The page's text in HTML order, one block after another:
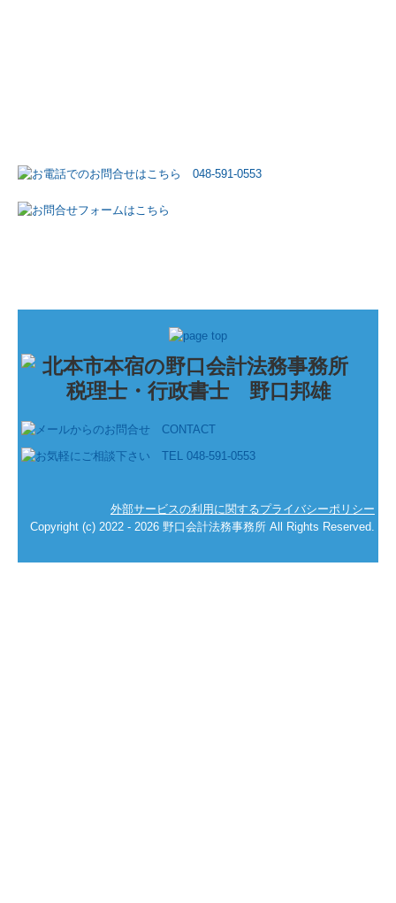
外部サービスの利用に関するプライバシーポリシー
Copyright (c) 2022 - 2026 野口会計法務事務所 All Rights Reserved.